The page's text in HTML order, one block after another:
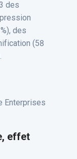
des
des
(58
Enterprises
effet